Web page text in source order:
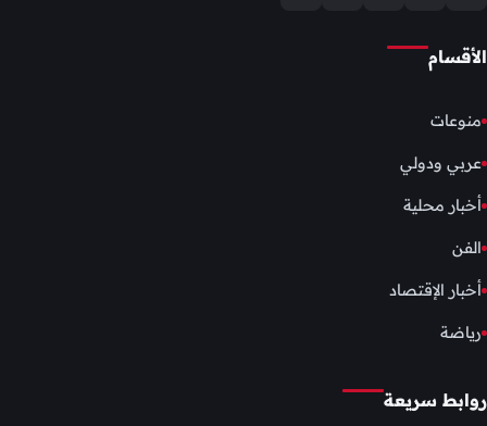
الأقسام
منوعات
عربي ودولي
أخبار محلية
الفن
أخبار الإقتصاد
رياضة
روابط سريعة